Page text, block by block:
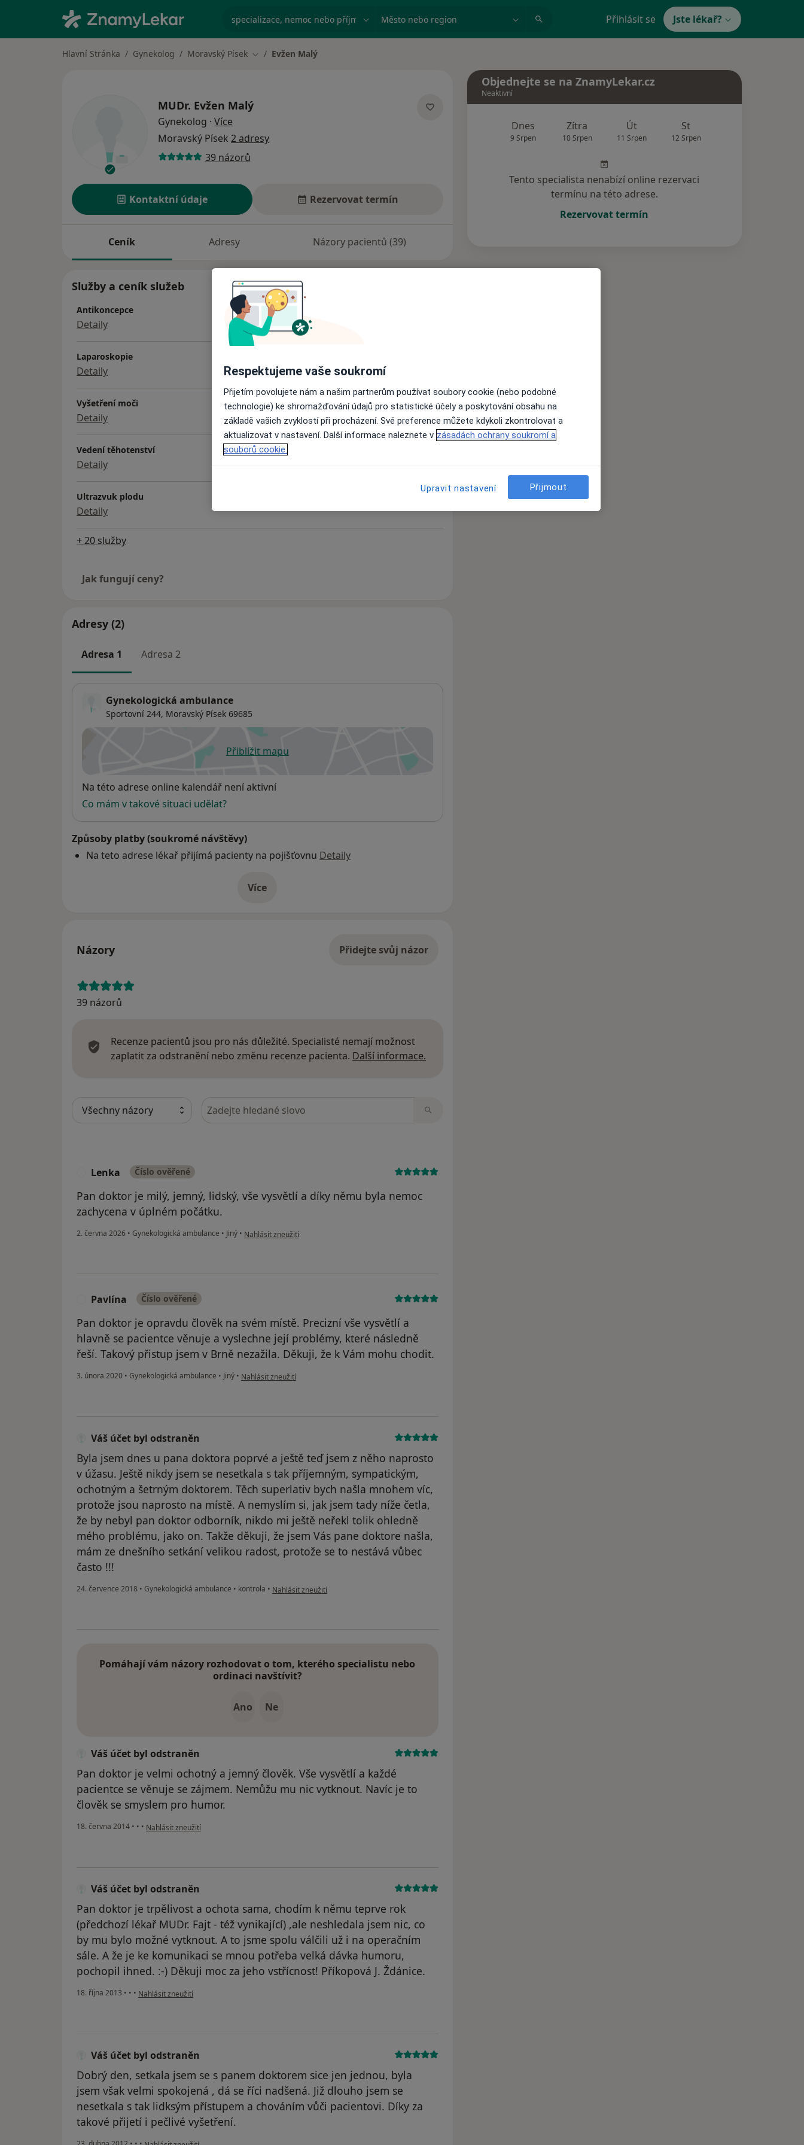
specializace, nemoc nebo příjmení Město nebo region Přihlásit se Jste lékař?
Hlavní Stránka Gynekolog Moravský Písek Změna města
Evžen Malý
MUDr. Evžen Malý
Gynekolog · Více
Moravský Písek 2 adresy
39 názorů
Kontaktní údaje Rezervovat termín
Ceník Adresy Názory pacientů (39)
Služby a ceník služeb
Antikoncepce
Detaily
Laparoskopie
Detaily
Vyšetření moči
Detaily
Vedení těhotenství
Detaily
Ultrazvuk plodu
Detaily
+ 20 služby
Jak fungují ceny?
Adresy (2)
Adresa 1 Adresa 2
Gynekologická ambulance
Sportovní 244, Moravský Písek 69685
Přiblížit mapuse otevře v nové záložce
Dostupnost
Na této adrese online kalendář není aktivní
Co mám v takové situaci udělat?
Způsoby platby (soukromé návštěvy)
Na teto adrese lékař přijímá pacienty na pojišťovnu Detaily
Víceo adrese
Názory Přidejte svůj názor
39 názorů
Recenze pacientů jsou pro nás důležité. Specialisté nemají možnost
zaplatit za odstranění nebo změnu recenze pacienta. Další informace.
Hledejte v názorech
Lenka Číslo ověřené
Pan doktor je milý, jemný, lidský, vše vysvětlí a díky němu byla nemoc
zachycena v úplném počátku.
2. června 2026 • Gynekologická ambulance • Jiný • podle názoru uživatele Lenka
Nahlásit zneužití
Pavlína Číslo ověřené
Pan doktor je opravdu člověk na svém místě. Precizní vše vysvětlí a
hlavně se pacientce věnuje a vyslechne její problémy, které následně
řeší. Takový přistup jsem v Brně nezažila. Děkuji, že k Vám mohu chodit.
3. února 2020 • Gynekologická ambulance • Jiný • podle názoru uživatele Pavlína
Nahlásit zneužití
Váš účet byl odstraněn
Byla jsem dnes u pana doktora poprvé a ještě teď jsem z něho naprosto
v úžasu. Ještě nikdy jsem se nesetkala s tak příjemným, sympatickým,
ochotným a šetrným doktorem. Těch superlativ bych našla mnohem víc,
protože jsou naprosto na místě. A nemyslím si, jak jsem tady níže četla,
že by nebyl pan doktor odborník, nikdo mi ještě neřekl tolik ohledně
mého problému, jako on. Takže děkuji, že jsem Vás pane doktore našla,
mám ze dnešního setkání velikou radost, protože se to nestává vůbec
často !!!
24. července 2018 • Gynekologická ambulance • kontrola • podle názoru uživatele Váš účet byl odstraněn
Nahlásit zneužití
Pomáhají vám názory rozhodovat o tom, kterého specialistu nebo
ordinaci navštívit?
Ano Ne
Váš účet byl odstraněn
Pan doktor je velmi ochotný a jemný člověk. Vše vysvětlí a každé
pacientce se věnuje se zájmem. Nemůžu mu nic vytknout. Navíc je to
člověk se smyslem pro humor.
18. června 2014 • • • podle názoru uživatele Váš účet byl odstraněn
Nahlásit zneužití
Váš účet byl odstraněn
Pan doktor je trpělivost a ochota sama, chodím k němu teprve rok
(předchozí lékař MUDr. Fajt - též vynikající) ,ale neshledala jsem nic, co
by mu bylo možné vytknout. A to jsme spolu válčili už i na operačním
sále. A že je ke komunikaci se mnou potřeba velká dávka humoru,
pochopil ihned. :-) Děkuji moc za jeho vstřícnost! Příkopová J. Ždánice.
18. října 2013 • • • podle názoru uživatele Váš účet byl odstraněn
Nahlásit zneužití
Váš účet byl odstraněn
Dobrý den, setkala jsem se s panem doktorem sice jen jednou, byla
jsem však velmi spokojená , dá se říci nadšená. Již dlouho jsem se
nesetkala s tak lidksým přístupem a chováním vůči pacientovi. Díky za
takové přijetí i pečlivé vyšetření.
podle názoru uživatele Váš účet byl odstraněn
Objednejte se na ZnamyLekar.cz
Neaktivní
Dnes
9 Srpen
Zítra
10 Srpen
Út
11 Srpen
St
12 Srpen
Tento specialista nenabízí online rezervaci
termínu na této adrese.
Rezervovat termín
Respektujeme vaše soukromí
Přijetím povolujete nám a našim partnerům používat soubory cookie (nebo podobné
technologie) ke shromažďování údajů pro statistické účely a poskytování obsahu na
základě vašich zvyklostí při procházení. Své preference můžete kdykoli zkontrolovat a
aktualizovat v nastavení. Další informace naleznete v zásadách ochrany soukromí a
souborů cookie.
Upravit nastavení Přijmout